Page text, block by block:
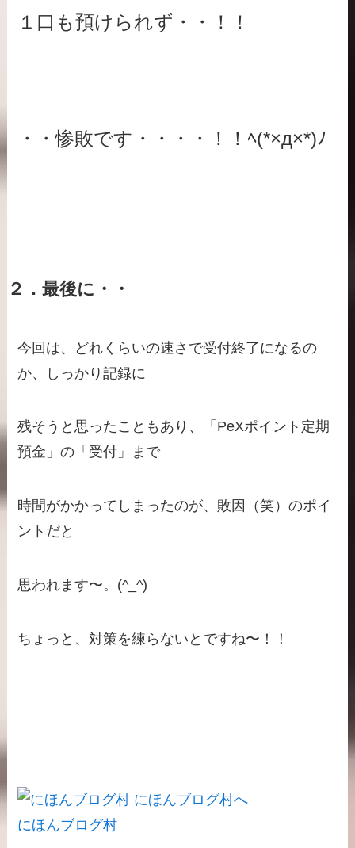
１口も預けられず・・！！
・・惨敗です・・・・！！ﾍ(*×д×*)ﾉ
２．最後に・・
今回は、どれくらいの速さで受付終了になるの
か、しっかり記録に
残そうと思ったこともあり、「PeXポイント定期
預金」の「受付」まで
時間がかかってしまったのが、敗因（笑）のポイ
ントだと
思われます〜。(^_^)
ちょっと、対策を練らないとですね〜！！
にほんブログ村